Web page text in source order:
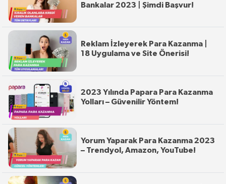
Bankalar 2023 | Şimdi Başvur!
Reklam İzleyerek Para Kazanma |
18 Uygulama ve Site Önerisi!
2023 Yılında Papara Para Kazanma
Yolları – Güvenilir Yöntem!
Yorum Yaparak Para Kazanma 2023
– Trendyol, Amazon, YouTube!